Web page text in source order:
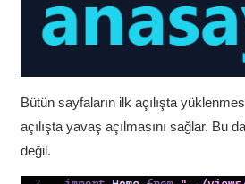
Bütün sayfaların ilk açılışta
açılışta yavaş açılmasını sağlar. Bu
değil.